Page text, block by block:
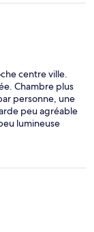
centre ville.
Chambre plus
personne, une
peu agréable
lumineuse
espace pour se
payé.